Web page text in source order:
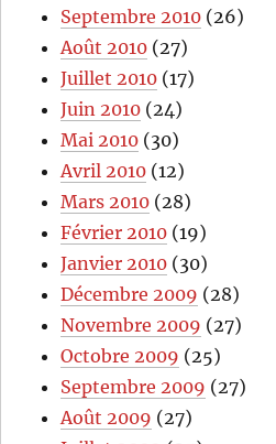
Septembre 2010 (26)
Août 2010 (27)
Juillet 2010 (17)
Juin 2010 (24)
Mai 2010 (30)
Avril 2010 (12)
Mars 2010 (28)
Février 2010 (19)
Janvier 2010 (30)
Décembre 2009 (28)
Novembre 2009 (27)
Octobre 2009 (25)
Septembre 2009 (27)
Août 2009 (27)